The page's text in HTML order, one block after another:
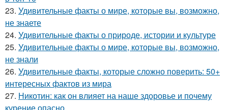
23. Удивительные факты о мире, которые вы, возможно,
не знаете
24. Удивительные факты о природе, истории и культуре
25. Удивительные факты о мире, которые вы, возможно,
не знали
26. Удивительные факты, которые сложно поверить: 50+
интересных фактов из мира
27. Никотин: как он влияет на наше здоровье и почему